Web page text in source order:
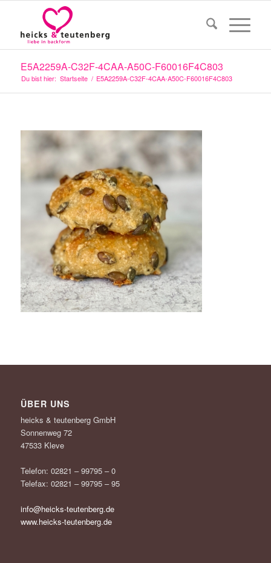
E5A2259A-C32F-4CAA-A50C-F60016F4C803
Du bist hier: Startseite / E5A2259A-C32F-4CAA-A50C-F60016F4C803
ÜBER UNS
heicks & teutenberg GmbH
Sonnenweg 72
47533 Kleve
Telefon: 02821 – 99795 – 0
Telefax: 02821 – 99795 – 95
info@heicks-teutenberg.de
www.heicks-teutenberg.de